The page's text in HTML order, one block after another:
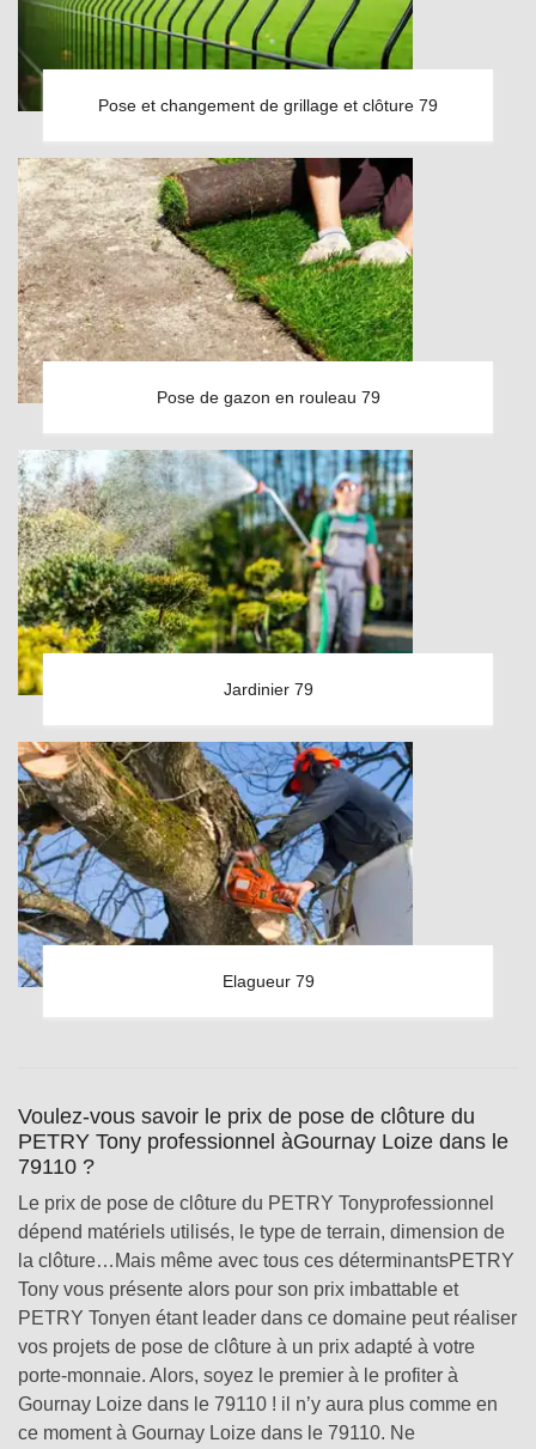
Pose et changement de grillage et clôture 79
Pose de gazon en rouleau 79
Jardinier 79
Elagueur 79
Voulez-vous savoir le prix de pose de clôture du
PETRY Tony professionnel àGournay Loize dans le
79110 ?
Le prix de pose de clôture du PETRY Tonyprofessionnel
dépend matériels utilisés, le type de terrain, dimension de
la clôture…Mais même avec tous ces déterminantsPETRY
Tony vous présente alors pour son prix imbattable et
PETRY Tonyen étant leader dans ce domaine peut réaliser
vos projets de pose de clôture à un prix adapté à votre
porte-monnaie. Alors, soyez le premier à le profiter à
Gournay Loize dans le 79110 ! il n’y aura plus comme en
ce moment à Gournay Loize dans le 79110. Ne